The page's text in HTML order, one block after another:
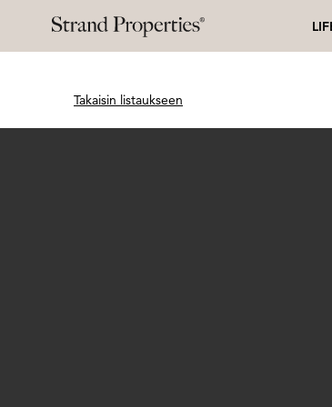
Takaisin listaukseen